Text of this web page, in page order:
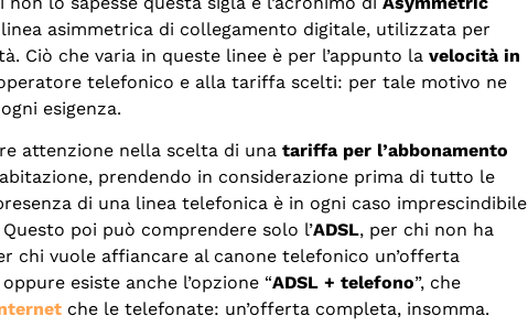
asimmetrica di collegamento digitale, utilizzata per
Ciò che varia in queste linee è per l’appunto la velocità in
telefonico e alla tariffa scelti: per tale motivo ne
esigenza.
attenzione nella scelta di una tariffa per l’abbonamento
prendendo in considerazione prima di tutto le
di una linea telefonica è in ogni caso imprescindibile
poi può comprendere solo l’ADSL, per chi non ha
chi vuole affiancare al canone telefonico un’offerta
esiste anche l’opzione “ADSL + telefono”, che
che le telefonate: un’offerta completa, insomma.